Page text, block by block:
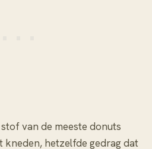
van de meeste donuts
kneden, hetzelfde gedrag dat